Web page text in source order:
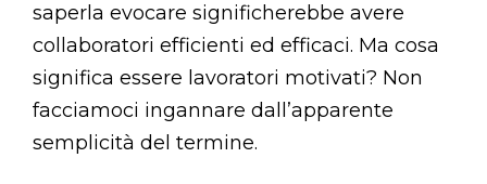
saperla evocare significherebbe avere
collaboratori efficienti ed efficaci. Ma cosa
significa essere lavoratori motivati? Non
facciamoci ingannare dall’apparente
semplicità del termine.